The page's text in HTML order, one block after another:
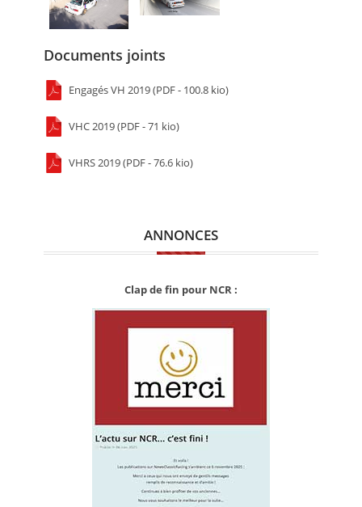
Documents joints
Engagés VH 2019 (PDF - 100.8 kio)
VHC 2019 (PDF - 71 kio)
VHRS 2019 (PDF - 76.6 kio)
ANNONCES
Clap de fin pour NCR :